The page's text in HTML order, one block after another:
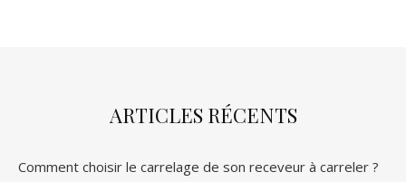
ARTICLES RÉCENTS
Comment choisir le carrelage de son receveur à carreler ?